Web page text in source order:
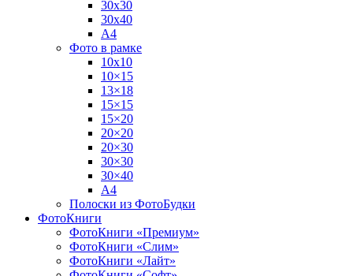
30х30
30х40
А4
Фото в рамке
10х10
10×15
13×18
15×15
15×20
20×20
20×30
30×30
30×40
A4
Полоски из ФотоБудки
ФотоКниги
ФотоКниги «Премиум»
ФотоКниги «Слим»
ФотоКниги «Лайт»